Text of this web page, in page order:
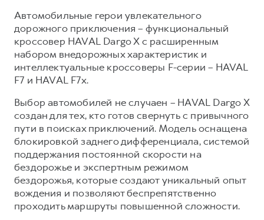
F7
от 2 899 000 ₽
F7X
от 3 599 000 ₽
от 3 449 000 ₽
Кредит
КОРПОРАТИВНЫМ КЛИЕНТАМ
Для малого бизнеса
Корпоративным клиентам
Крупным корпоративным клиентам
Система управления автопарком GWM Fleet
Сервис для корпоративных клиентов
HAVAL Лизинг
АКСЕССУАРЫ HAVAL
ПОДДЕРЖКА
GWM Безопасность
Гарантия HAVAL
Мобильное приложение GWM
Программа «HAVAL Защита+»
Руководства по эксплуатации
Подписки
АКСЕССУАРЫ HAVAL
Автомобильные аксессуары
Коллекция CITY
Автомобильные герои увлекательного
дорожного приключения – функциональный
кроссовер HAVAL Dargo X с расширенным
набором внедорожных характеристик и
интеллектуальные кроссоверы F-серии – HAVAL
F7 и HAVAL F7x.
Выбор автомобилей не случаен – HAVAL Dargo X
создан для тех, кто готов свернуть с привычного
пути в поисках приключений. Модель оснащена
блокировкой заднего дифференциала, системой
поддержания постоянной скорости на
бездорожье и экспертным режимом
бездорожья, которые создают уникальный опыт
вождения и позволяют беспрепятственно
проходить маршруты повышенной сложности.